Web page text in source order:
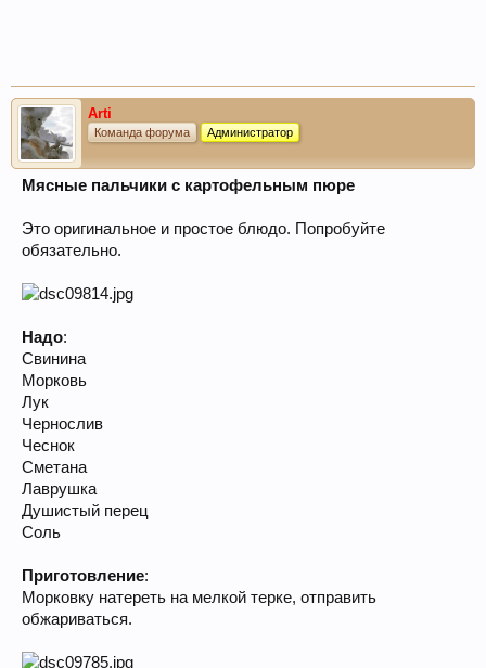
Arti
Команда форума Администратор
Мясные пальчики с картофельным пюре
Это оригинальное и простое блюдо. Попробуйте
обязательно.
Надо:
Свинина
Морковь
Лук
Чернослив
Чеснок
Сметана
Лаврушка
Душистый перец
Соль
Приготовление:
Морковку натереть на мелкой терке, отправить
обжариваться.